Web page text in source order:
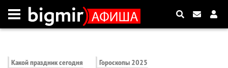
Какой праздник сегодня Гороскопы 2025